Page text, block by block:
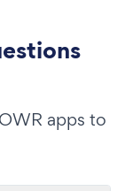
apps to